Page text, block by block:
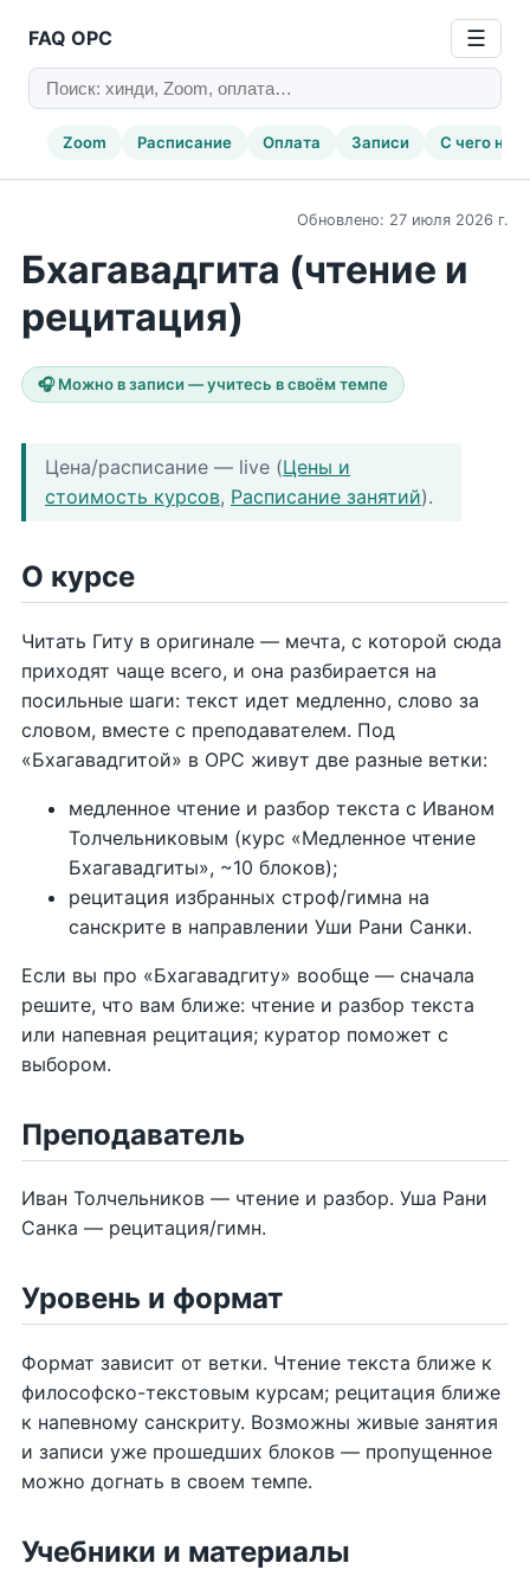
FAQ ОРС ☰
Zoom Расписание Оплата Записи С чего
Обновлено: 27 июля 2026 г.
Бхагавадгита (чтение и
рецитация)
🎧 Можно в записи — учитесь в своём темпе
Цена/расписание — live (Цены и
стоимость курсов, Расписание занятий).
О курсе
Читать Гиту в оригинале — мечта, с которой сюда
приходят чаще всего, и она разбирается на
посильные шаги: текст идет медленно, слово за
словом, вместе с преподавателем. Под
«Бхагавадгитой» в ОРС живут две разные ветки:
медленное чтение и разбор текста с Иваном
Толчельниковым (курс «Медленное чтение
Бхагавадгиты», ~10 блоков);
рецитация избранных строф/гимна на
санскрите в направлении Уши Рани Санки.
Если вы про «Бхагавадгиту» вообще — сначала
решите, что вам ближе: чтение и разбор текста
или напевная рецитация; куратор поможет с
выбором.
Преподаватель
Иван Толчельников — чтение и разбор. Уша Рани
Санка — рецитация/гимн.
Уровень и формат
Формат зависит от ветки. Чтение текста ближе к
философско-текстовым курсам; рецитация ближе
к напевному санскриту. Возможны живые занятия
и записи уже прошедших блоков — пропущенное
можно догнать в своем темпе.
Учебники и материалы